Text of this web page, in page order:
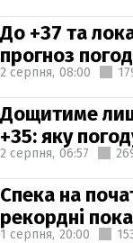
До +37 та
прогноз
2 серпня, 08:00
Дощитиме
+35: яку
2 серпня, 06:57
Спека на
рекордні
1 серпня, 20:00